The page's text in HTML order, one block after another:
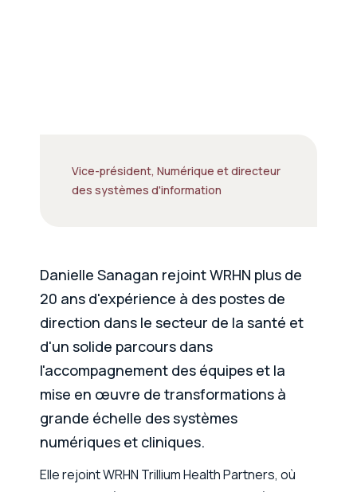
Vice-président, Numérique et directeur
des systèmes d'information
Danielle Sanagan rejoint WRHN plus de
20 ans d'expérience à des postes de
direction dans le secteur de la santé et
d'un solide parcours dans
l'accompagnement des équipes et la
mise en œuvre de transformations à
grande échelle des systèmes
numériques et cliniques.
Elle rejoint WRHN Trillium Health Partners, où